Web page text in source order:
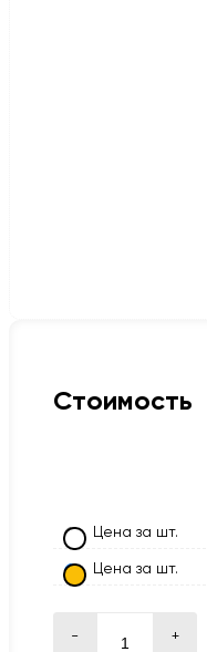
Стоимость
Цена за шт.
Цена за шт.
- +